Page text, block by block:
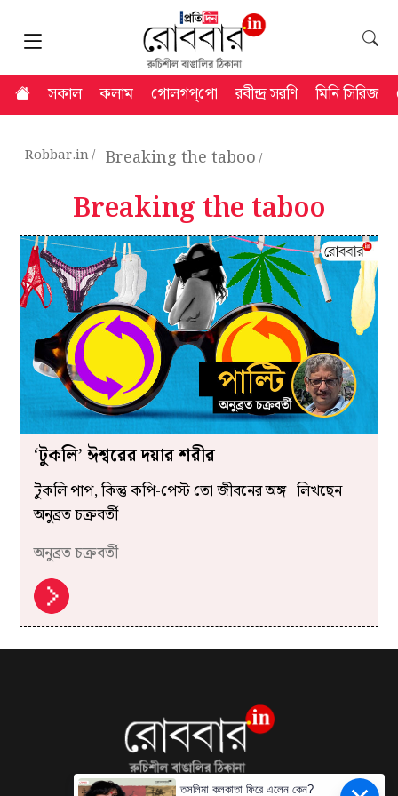
সকাল কলাম গোলগপ্‌পো রবীন্দ্র সরণি মিনি সিরিজ
Robbar.in Breaking the taboo
Breaking the taboo
‘টুকলি’ ঈশ্বরের দয়ার শরীর
টুকলি পাপ, কিন্তু কপি-পেস্ট তো জীবনের অঙ্গ। লিখছেন
অনুব্রত চক্রবর্তী।
অনুব্রত চক্রবর্তী
তসলিমা কলকাতা ফিরে এলেন কেন?